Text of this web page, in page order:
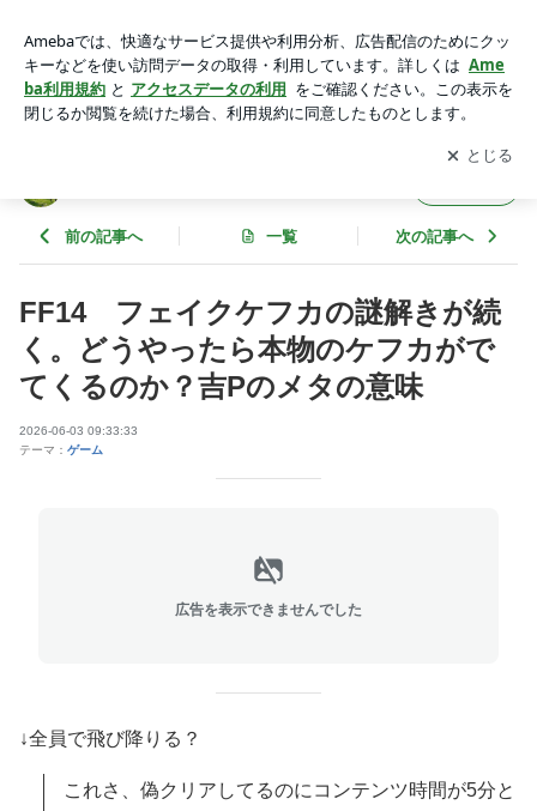
ケフカがでてくるのか？吉Pのメタの意味 | FF14ニワトリニュ
ース(・w・)
アプリをダウンロードして ブログの更新通知
を受け取りまし
ょう。
開く
前の記事へ 一覧 次の記事へ
FF14 フェイクケフカの謎解きが続
く。どうやったら本物のケフカがで
てくるのか？吉Pのメタの意味
2026-06-03 09:33:33
テーマ： ゲーム
広告を表示できませんでした
↓全員で飛び降りる？
これさ、偽クリアしてるのにコンテンツ時間が5分と